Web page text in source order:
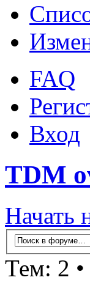
FAQ
Вход
TDM
Начать
Тем: 2